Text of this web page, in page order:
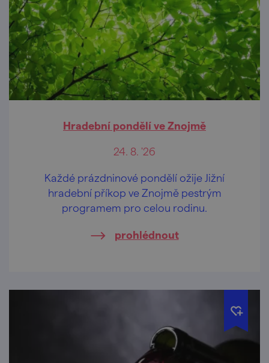
Hradební pondělí ve Znojmě
24. 8. '26
Každé prázdninové pondělí ožije Jižní
hradební příkop ve Znojmě pestrým
programem pro celou rodinu.
prohlédnout